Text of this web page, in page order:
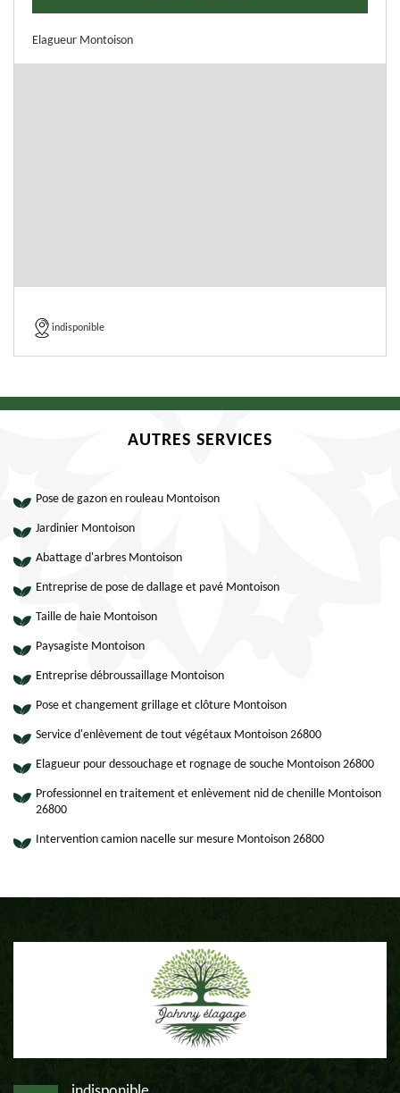
Elagueur Montoison
indisponible
AUTRES SERVICES
Pose de gazon en rouleau Montoison
Jardinier Montoison
Abattage d'arbres Montoison
Entreprise de pose de dallage et pavé Montoison
Taille de haie Montoison
Paysagiste Montoison
Entreprise débroussaillage Montoison
Pose et changement grillage et clôture Montoison
Service d'enlèvement de tout végétaux Montoison 26800
Elagueur pour dessouchage et rognage de souche Montoison 26800
Professionnel en traitement et enlèvement nid de chenille Montoison
26800
Intervention camion nacelle sur mesure Montoison 26800